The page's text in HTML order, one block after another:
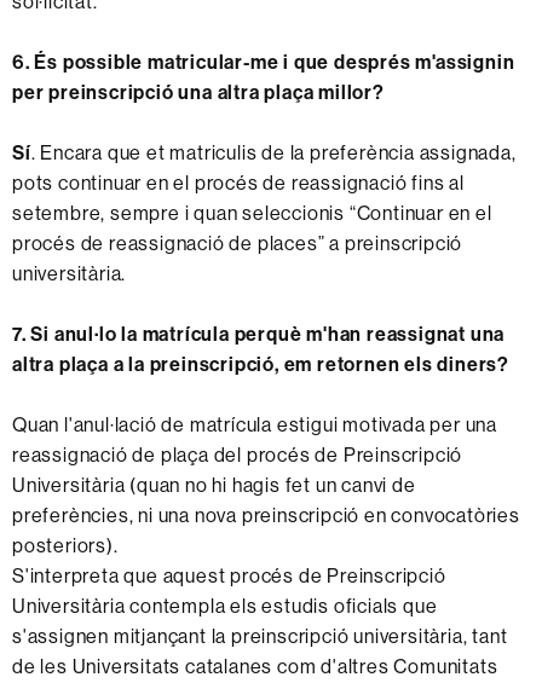
6. És possible matricular-me i que després m'assignin
per preinscripció una altra plaça millor?
Sí. Encara que et matriculis de la preferència assignada,
pots continuar en el procés de reassignació fins al
setembre, sempre i quan seleccionis “Continuar en el
procés de reassignació de places”a preinscripció
universitària.
7. Si anul·lo la matrícula perquè m'han reassignat una
altra plaça a la preinscripció, em retornen els diners?
Quan l'anul·lació de matrícula estigui motivada per una
reassignació de plaça del procés de Preinscripció
Universitària (quan no hi hagis fet un canvi de
preferències, ni una nova preinscripció en convocatòries
posteriors).
S'interpreta que aquest procés de Preinscripció
Universitària contempla els estudis oficials que
s'assignen mitjançant la preinscripció universitària, tant
de les Universitats catalanes com d'altres Comunitats